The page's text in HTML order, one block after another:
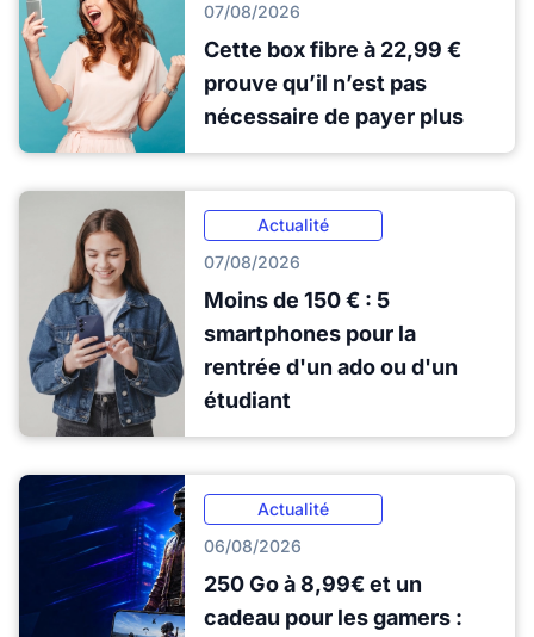
07/08/2026
Cette box fibre à 22,99 €
prouve qu’il n’est pas
nécessaire de payer plus
Actualité
07/08/2026
Moins de 150 € : 5
smartphones pour la
rentrée d'un ado ou d'un
étudiant
Actualité
06/08/2026
250 Go à 8,99€ et un
cadeau pour les gamers :